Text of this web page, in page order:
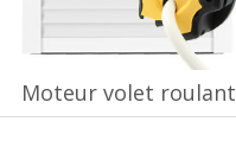
Moteur volet roulant